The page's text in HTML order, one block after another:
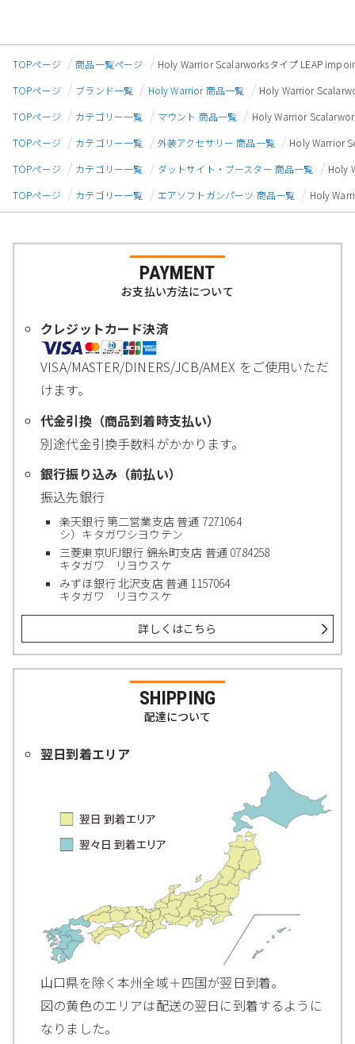
TOPページ 商品一覧ページ
Holy Warrior Scalarworksタイプ LEAP
TOPページ
ブランド一覧 Holy Warrior 商品一覧
Holy Warrior
TOPページ
カテゴリー一覧 マウント 商品一覧
Holy Warrior
TOPページ
カテゴリー一覧 外装アクセサリー 商品一覧
Holy Warrior
TOPページ
カテゴリー一覧 ダットサイト・ブースター 商品一覧
Holy
TOPページ
カテゴリー一覧 エアソフトガンパーツ 商品一覧 Holy
PAYMENT
お支払い方法について
クレジットカード決済
VISA/MASTER/DINERS/JCB/AMEX をご使用いただ
けます。
代金引換（商品到着時支払い）
別途代金引換手数料がかかります。
銀行振り込み（前払い）
振込先銀行
楽天銀行 第二営業支店 普通 7271064
シ）キタガワシヨウテン
三菱東京UFJ銀行 錦糸町支店 普通 0784258
キタガワ リヨウスケ
みずほ銀行 北沢支店 普通 1157064
キタガワ リヨウスケ
詳しくはこちら
SHIPPING
配達について
翌日到着エリア
山口県を除く本州全域＋四国が翌日到着。
図の黄色のエリアは配送の翌日に到着するように
なりました。